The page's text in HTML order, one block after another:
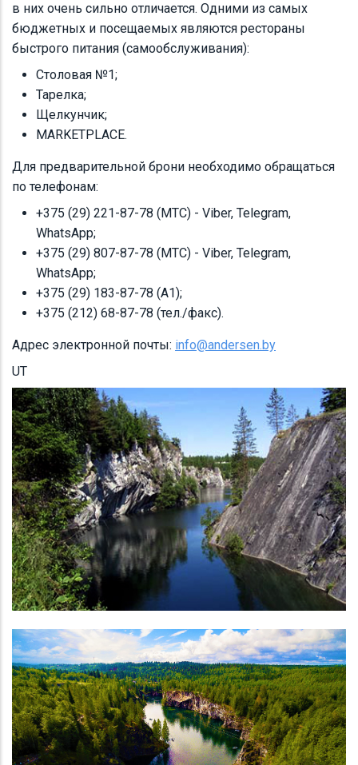
в них очень сильно отличается. Одними из самых
бюджетных и посещаемых являются рестораны
быстрого питания (самообслуживания):
Столовая №1;
Тарелка;
Щелкунчик;
MARKETPLACE.
Для предварительной брони необходимо обращаться
по телефонам:
+375 (29) 221-87-78‬ (МТС) - Viber, Telegram,
WhatsApp;
‪+375 (29) 807-87-78‬ (МТС) - Viber, Telegram,
WhatsApp;
‪+375 (29) 183-87-78‬ (A1);
‪+375 (212) 68-87-78‬ (тел./факс).
Адрес электронной почты: info@andersen.by
UT